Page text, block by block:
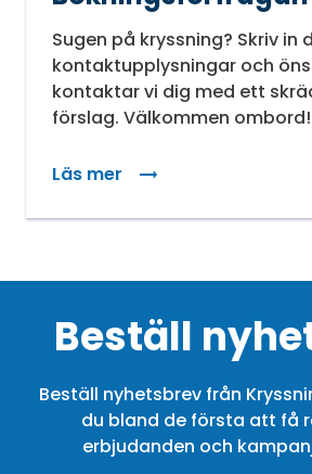
Sugen på kryssning? Skriv in
kontaktupplysningar och
kontaktar vi dig med ett
förslag. Välkommen ombord!
Läs mer
Beställ
Beställ nyhetsbrev från
du bland de första att få
erbjudanden och